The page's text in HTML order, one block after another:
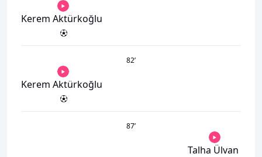
Kerem Aktürkoğlu
82’
Kerem Aktürkoğlu
87’
Talha Ülvan